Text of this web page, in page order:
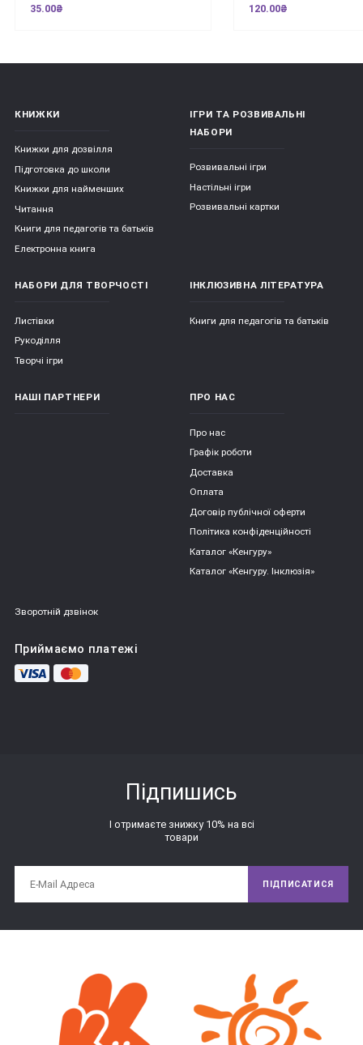
35.00₴ 120.00₴
КНИЖКИ
Книжки для дозвілля
Підготовка до школи
Книжки для найменших
Читання
Книги для педагогів та батьків
Електронна книга
ІГРИ ТА РОЗВИВАЛЬНІ
НАБОРИ
Розвивальні ігри
Настільні ігри
Розвивальні картки
НАБОРИ ДЛЯ ТВОРЧОСТІ
Листівки
Рукоділля
Творчі ігри
ІНКЛЮЗИВНА ЛІТЕРАТУРА
Книги для педагогів та батьків
НАШІ ПАРТНЕРИ ПРО НАС
Про нас
Графік роботи
Доставка
Оплата
Договір публічної оферти
Політика конфіденційності
Каталог «Кенгуру»
Каталог «Кенгуру. Інклюзія»
Зворотній дзвінок
Приймаємо платежі
Підпишись
І отримаєте знижку 10% на всі
товари
ПІДПИСАТИСЯ